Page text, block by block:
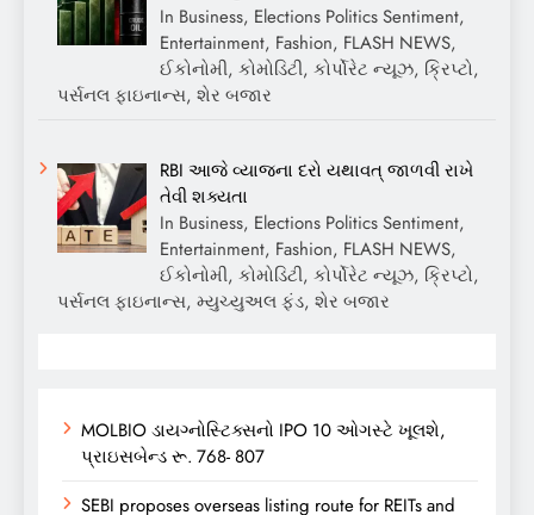
In Business, Elections Politics Sentiment,
Entertainment, Fashion, FLASH NEWS,
ઈકોનોમી, કોમોડિટી, કોર્પોરેટ ન્યૂઝ, ક્રિપ્ટો,
પર્સનલ ફાઇનાન્સ, શેર બજાર
RBI આજે વ્યાજના દરો યથાવત્ જાળવી રાખે
તેવી શક્યતા
In Business, Elections Politics Sentiment,
Entertainment, Fashion, FLASH NEWS,
ઈકોનોમી, કોમોડિટી, કોર્પોરેટ ન્યૂઝ, ક્રિપ્ટો,
પર્સનલ ફાઇનાન્સ, મ્યુચ્યુઅલ ફંડ, શેર બજાર
MOLBIO ડાયગ્નોસ્ટિક્સનો IPO 10 ઓગસ્ટે ખૂલશે,
પ્રાઇસબેન્ડ રૂ. 768- 807
SEBI proposes overseas listing route for REITs and